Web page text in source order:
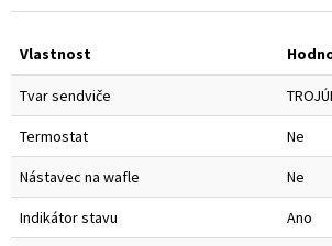
Vlastnost
Tvar sendviče
Termostat Ne
Nástavec na wafle Ne
Indikátor stavu Ano